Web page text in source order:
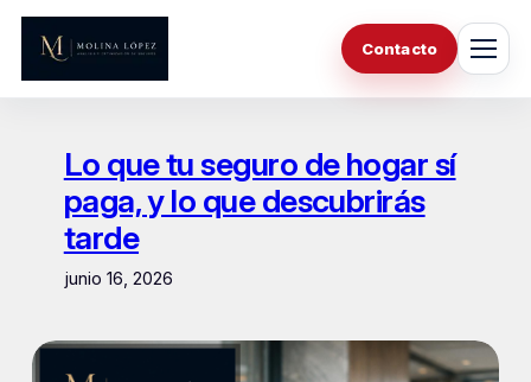
Saltar
contenido
Contacto
Lo que tu seguro de hogar sí
paga, y lo que descubrirás
tarde
junio 16, 2026